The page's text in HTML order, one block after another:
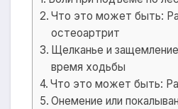
Что это может быть:
остеоартрит
Щелканье и
время ходьбы
Что это может быть:
Онемение или